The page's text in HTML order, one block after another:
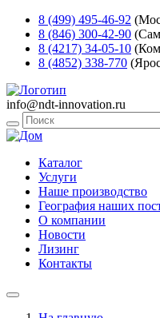
8 (499) 495-46-92
8 (846) 300-42-90
8 (4217) 34-05-10
8 (4852) 338-770
info@ndt-innovation.ru
Каталог
Услуги
Наше производство
География наших
О компании
Новости
Лизинг
Контакты